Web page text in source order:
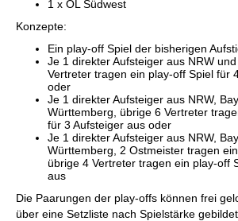
1 x OL Südwest
Konzepte:
Ein play-off Spiel der bisherigen
Je 1 direkter Aufsteiger aus NRW
Vertreter tragen ein play-off Spiel für
oder
Je 1 direkter Aufsteiger aus NRW,
Württemberg, übrige 6 Vertreter
für 3 Aufsteiger aus oder
Je 1 direkter Aufsteiger aus NRW,
Württemberg, 2 Ostmeister tragen
übrige 4 Vertreter tragen ein play-off
aus
Die Paarungen der play-offs können frei
über eine Setzliste nach Spielstärke